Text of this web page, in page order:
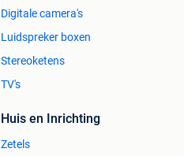
Digitale camera's
Luidspreker boxen
Stereoketens
TV's
Huis en Inrichting
Zetels